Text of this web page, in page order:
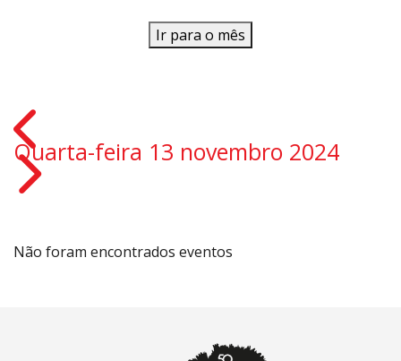
Ir para o mês
Quarta-feira 13 novembro 2024
Não foram encontrados eventos